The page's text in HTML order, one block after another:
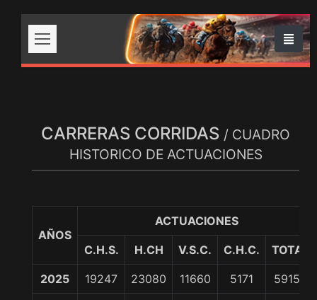
CARRERAS CORRIDAS / CUADRO
HISTORICO DE ACTUACIONES
AÑOS
ACTUACIONES
C.H.S. H.CH V.S.C. C.H.C. TOTAL
2025 19247 23080 11660 5171 59158